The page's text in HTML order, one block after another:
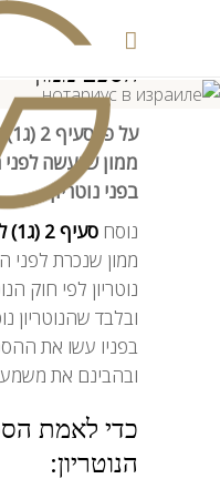
הסכם ממון
/ הסכם ממון
על פי סעיף 2 (ג1) לחוק יחסי ממון,
ממון שנעשה לפני
בפני נוטריון.
נוסח סעיף 2 (ג1) לחוק יחסי ממון
ממון שנכרת לפני
ובלבד שהנוטריון
בפניו עשו את
ובהבינם את
כדי לאמת
הנוטריון: